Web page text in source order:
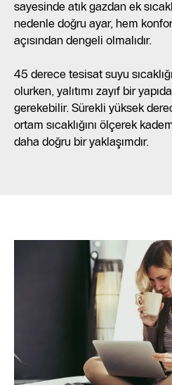
sayesinde atık gazdan ek
nedenle doğru ayar, hem
açısından dengeli olmalıdır.
45 derece tesisat suyu
olurken, yalıtımı zayıf bir
gerekebilir. Sürekli yüksek
ortam sıcaklığını ölçerek
daha doğru bir yaklaşımdır.